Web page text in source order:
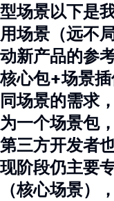
型场景以下是
用场景（远不
动新产品的参
核心包+场景
同场景的需求
为一个场景包
第三方开发者
现阶段仍主要
（核心场景）